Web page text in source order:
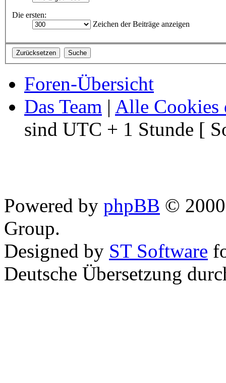
Die ersten:
Zeichen der Beiträge anzeigen
Foren-Übersicht
Das Team | Alle Cookies
sind UTC + 1 Stunde [
Powered by phpBB ©
Group.
Designed by ST Software
Deutsche Übersetzung